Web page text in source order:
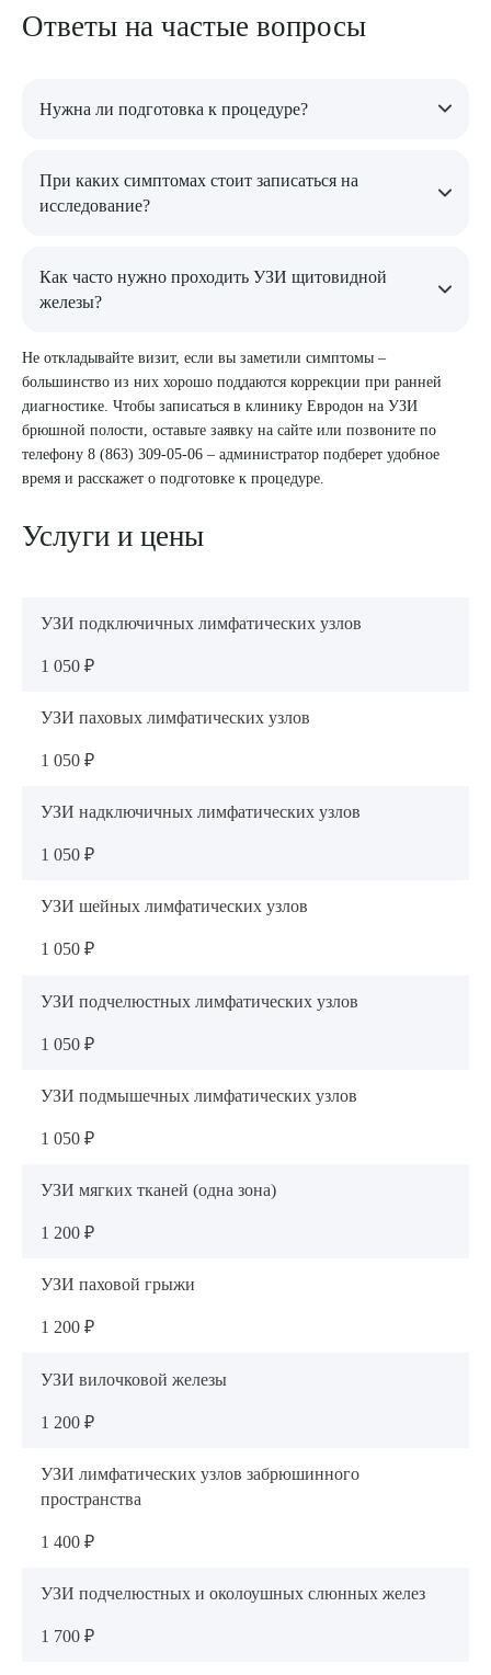
Ответы на частые вопросы
Нужна ли подготовка к процедуре?
подготовки – ни диеты, ни наполнения мочевого пузыря, ни
отмены препаратов. Можно прийти в любое удобное время.
При каких симптомах стоит записаться на
исследование?
увеличенные или болезненные лимфоузлы, сохраняющиеся
более двух недель; ощущение кома в горле или давления в
нарушения веса, усталость и другие признаки дисфункции
щитовидки.
Как часто нужно проходить УЗИ щитовидной
железы?
При отсутствии показаний – раз в год. При выявленных
узлах или диффузных изменениях – раз в 6 месяцев или по
назначению эндокринолога.
Не откладывайте визит, если вы заметили симптомы –
большинство из них хорошо поддаются коррекции при ранней
диагностике. Чтобы записаться в клинику Евродон на УЗИ
брюшной полости, оставьте заявку на сайте или позвоните по
телефону 8 (863) 309-05-06 – администратор подберет удобное
время и расскажет о подготовке к процедуре.
Услуги и цены
УЗИ подключичных лимфатических узлов
1 050 ₽
УЗИ паховых лимфатических узлов
1 050 ₽
УЗИ надключичных лимфатических узлов
1 050 ₽
УЗИ шейных лимфатических узлов
1 050 ₽
УЗИ подчелюстных лимфатических узлов
1 050 ₽
УЗИ подмышечных лимфатических узлов
1 050 ₽
УЗИ мягких тканей (одна зона)
1 200 ₽
УЗИ паховой грыжи
1 200 ₽
УЗИ вилочковой железы
1 200 ₽
УЗИ лимфатических узлов забрюшинного
пространства
1 400 ₽
УЗИ подчелюстных и околоушных слюнных желез
1 700 ₽
ОТПРАВИТЬ
ПОДТВЕРДИТЬ